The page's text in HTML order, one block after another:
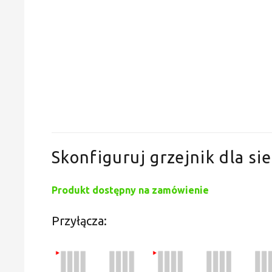
Skonfiguruj grzejnik dla
Produkt dostępny na zamówienie
Przyłącza: